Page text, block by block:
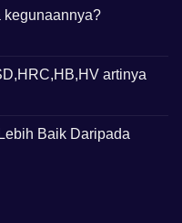
kegunaannya?
artinya
Baik Daripada